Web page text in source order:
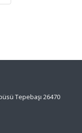
Tepebaşı 26470